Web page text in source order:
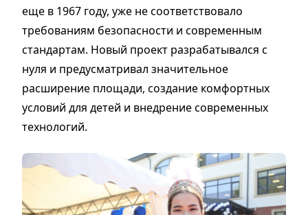
еще в 1967 году, уже не соответствовало
требованиям безопасности и современным
стандартам. Новый проект разрабатывался с
нуля и предусматривал значительное
расширение площади, создание комфортных
условий для детей и внедрение современных
технологий.